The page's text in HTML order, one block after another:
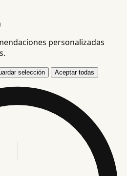
personalizadas
selección Aceptar todas